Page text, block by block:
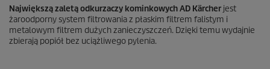
Największą zaletą odkurzaczy kominkowych AD Kärcher jest
żaroodporny system filtrowania z płaskim filtrem falistym i
metalowym filtrem dużych zanieczyszczeń. Dzięki temu wydajnie
zbierają popiół bez uciążliwego pylenia.